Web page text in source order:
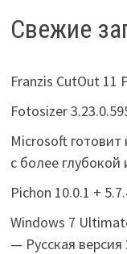
Свежие
Franzis CutOut 11
Fotosizer
Microsoft готовит
с более
Pichon 10.0.1 +
Windows 7
— Русская версия